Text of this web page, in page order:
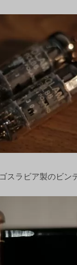
スラビア製のビン